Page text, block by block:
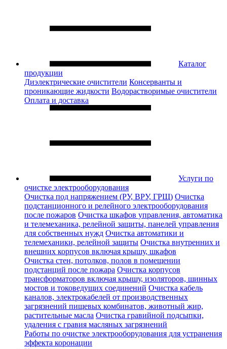
Каталог
продукции
Диэлектрические очистители Консерванты и
проникающие жидкости Водорастворимые очистители
Оплата и доставка
Услуги по
очистке электрооборудования
Очистка под напряжением (РУ, ВРУ, ГРЩ) Очистка
подстанционного и релейного электрооборудования
после пожаров Очистка шкафов управления, автоматика
и телемеханика, релейной защиты, панелей управления
для собственных нужд Очистка автоматики и
телемеханики, релейной защиты Очистка внутренних и
внешних корпусов включая крышу, шкафов
Очистка стен, потолков, полов в помещении
подстанций после пожара Очистка корпусов
трансформаторов включая крышу, изоляторов, шинных
мостов и токоведущих соединений Очистка кабель
каналов, электрокабелей от производственных
загрязнений пищевых комбинатов, животный жир,
растительные масла Очистка гравийной подсыпки,
удаления с гравия масляных загрязнений
Работы по очистке электрооборудования для устранения
эффекта коронации